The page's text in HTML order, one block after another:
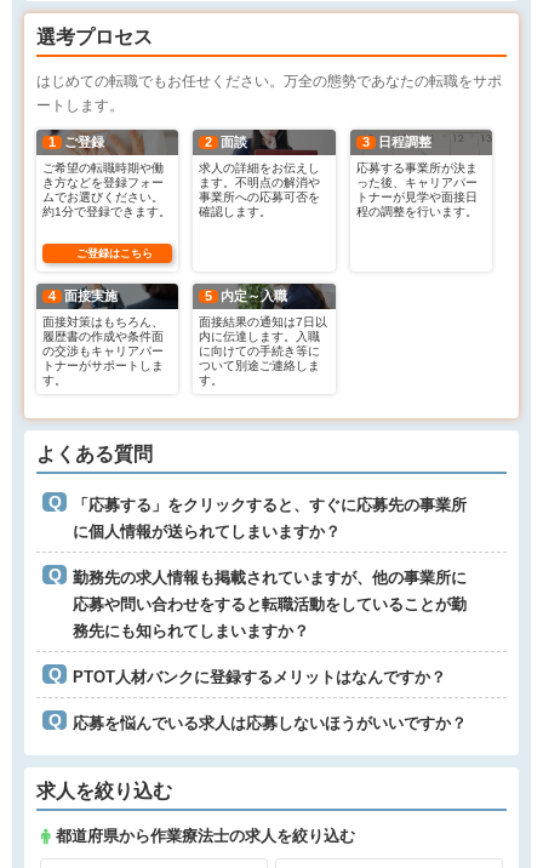
選考プロセス
はじめての転職でもお任せください。万全の態勢であなたの転職をサポ
ートします。
1 ご登録
ご希望の転職時期や働
き方などを登録フォー
ムでお選びください。
約1分で登録できます。
ご登録はこちら
2 面談
求人の詳細をお伝えし
ます。不明点の解消や
事業所への応募可否を
確認します。
3 日程調整
応募する事業所が決ま
った後、キャリアパー
トナーが見学や面接日
程の調整を行います。
4 面接実施
面接対策はもちろん、
履歴書の作成や条件面
の交渉もキャリアパー
トナーがサポートしま
す。
5 内定～入職
面接結果の通知は7日以
内に伝達します。入職
に向けての手続き等に
ついて別途ご連絡しま
す。
よくある質問
「応募する」をクリックすると、すぐに応募先の事業所
に個人情報が送られてしまいますか？
勤務先の求人情報も掲載されていますが、他の事業所に
応募や問い合わせをすると転職活動をしていることが勤
務先にも知られてしまいますか？
PTOT人材バンクに登録するメリットはなんですか？
応募を悩んでいる求人は応募しないほうがいいですか？
求人を絞り込む
都道府県から作業療法士の求人を絞り込む